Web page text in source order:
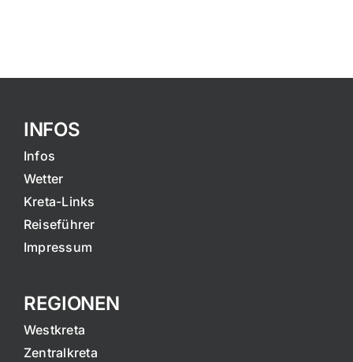
INFOS
Infos
Wetter
Kreta-Links
Reiseführer
Impressum
REGIONEN
Westkreta
Zentralkreta